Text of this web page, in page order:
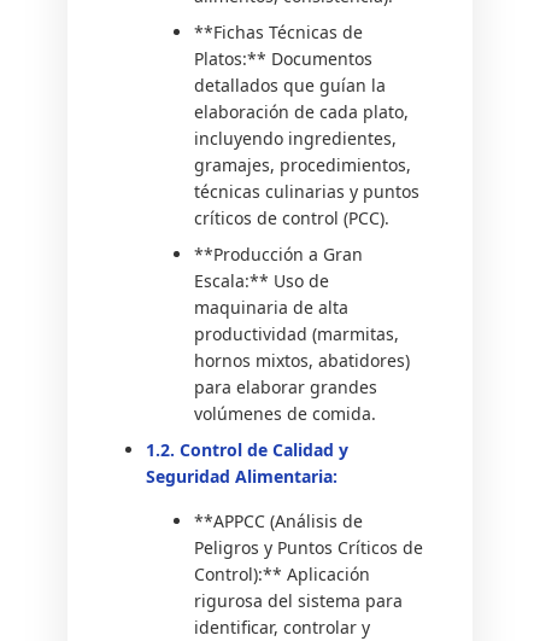
**Fichas Técnicas de
Platos:** Documentos
detallados que guían la
elaboración de cada plato,
incluyendo ingredientes,
gramajes, procedimientos,
técnicas culinarias y puntos
críticos de control (PCC).
**Producción a Gran
Escala:** Uso de
maquinaria de alta
productividad (marmitas,
hornos mixtos, abatidores)
para elaborar grandes
volúmenes de comida.
1.2. Control de Calidad y
Seguridad Alimentaria:
**APPCC (Análisis de
Peligros y Puntos Críticos de
Control):** Aplicación
rigurosa del sistema para
identificar, controlar y